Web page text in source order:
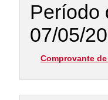
Período
07/05/
Comprovante